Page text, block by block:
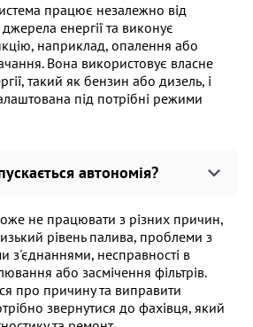
працює незалежно від
енергії та виконує
наприклад, опалення або
Вона використовує власне
такий як бензин або дизель, і
під потрібні режими
автономія?
не працювати з різних причин,
рівень палива, проблеми з
з'єднаннями, несправності в
або засмічення фільтрів.
про причину та виправити
звернутися до фахівця, який